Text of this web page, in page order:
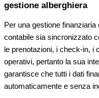
gestione alberghiera
Per una gestione
contabile sia sincronizzato
le prenotazioni, i check-in, i
operativi, pertanto la sua
garantisce che tutti i dati
automaticamente e senza